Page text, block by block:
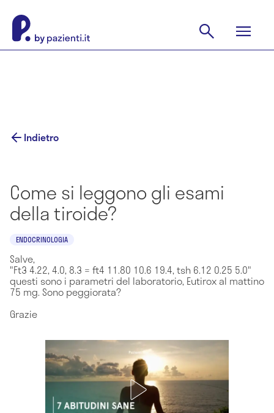
Indietro
Come si leggono gli esami
della tiroide?
ENDOCRINOLOGIA
Salve,
"Ft3 4.22, 4.0, 8.3 = ft4 11.80 10.6 19.4, tsh 6.12 0.25 5.0"
questi sono i parametri del laboratorio, Eutirox al mattino
75 mg. Sono peggiorata?
Grazie